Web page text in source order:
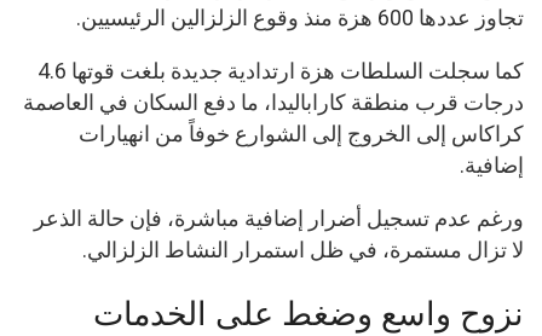
تجاوز عددها 600 هزة منذ وقوع الزلزالين الرئيسيين.
كما سجلت السلطات هزة ارتدادية جديدة بلغت قوتها 4.6
درجات قرب منطقة كاراباليدا، ما دفع السكان في العاصمة
كراكاس إلى الخروج إلى الشوارع خوفاً من انهيارات
إضافية.
ورغم عدم تسجيل أضرار إضافية مباشرة، فإن حالة الذعر
لا تزال مستمرة، في ظل استمرار النشاط الزلزالي.
نزوح واسع وضغط على الخدمات